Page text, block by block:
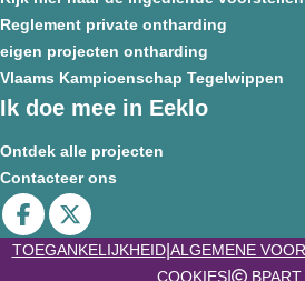
Reglement private ontharding
eigen projecten ontharding
Vlaams Kampioenschap Tegelwippen
Ik doe mee in Eeklo
Ontdek alle projecten
Contacteer ons
Deel op facebook
Deel op X
TOEGANKELIJKHEID| ALGEMENE
COOKIES